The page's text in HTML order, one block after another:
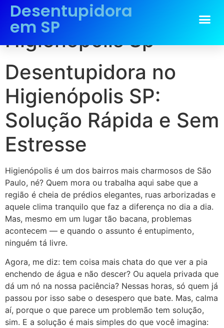
Desentupidora
em SP
Desentupidora no
Higienópolis Sp
Desentupidora no
Higienópolis SP:
Solução Rápida e Sem
Estresse
Higienópolis é um dos bairros mais charmosos de São
Paulo, né? Quem mora ou trabalha aqui sabe que a
região é cheia de prédios elegantes, ruas arborizadas e
aquele clima tranquilo que faz a diferença no dia a dia.
Mas, mesmo em um lugar tão bacana, problemas
acontecem — e quando o assunto é entupimento,
ninguém tá livre.
Agora, me diz: tem coisa mais chata do que ver a pia
enchendo de água e não descer? Ou aquela privada que
dá um nó na nossa paciência? Nessas horas, só quem já
passou por isso sabe o desespero que bate. Mas, calma
aí, porque o que parece um problemão tem solução,
sim. E a solução é mais simples do que você imagina: